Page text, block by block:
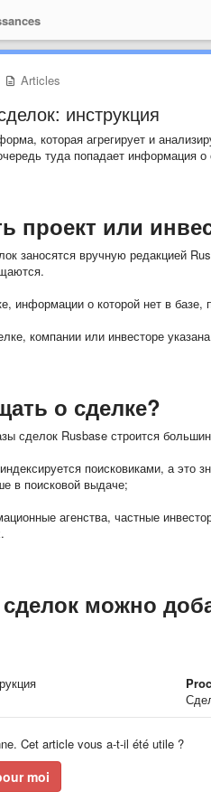
Articles
инструкция
которая агрегирует и
туда попадает информация
проект или
заносятся вручную редакцией
информации о которой нет в базе,
компании или инвесторе
о сделке?
сделок Rusbase строится
поисковиками, а это
в поисковой выдаче;
агенства, частные
можно
Cet article vous a-t-il été utile ?
moi